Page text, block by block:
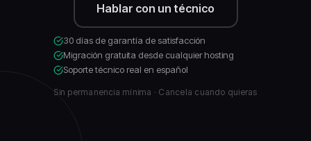
Hablar con un técnico
30 días de garantía de satisfacción
Migración gratuita desde cualquier hosting
Soporte técnico real en español
Sin permanencia mínima · Cancela cuando quieras